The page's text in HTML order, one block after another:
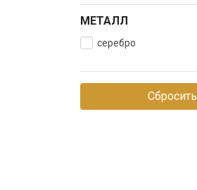
МЕТАЛЛ
серебро
Сбросить